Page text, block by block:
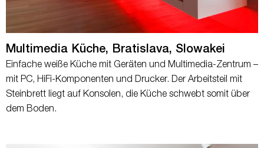
Multimedia Küche, Bratislava, Slowakei
Einfache weiße Küche mit Geräten und Multimedia-Zentrum –
mit PC, HiFi-Komponenten und Drucker. Der Arbeitsteil mit
Steinbrett liegt auf Konsolen, die Küche schwebt somit über
dem Boden.